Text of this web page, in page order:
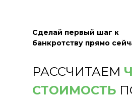
Сделай первый шаг к
банкротству прямо
РАССЧИТАЕМ
СТОИМОСТЬ